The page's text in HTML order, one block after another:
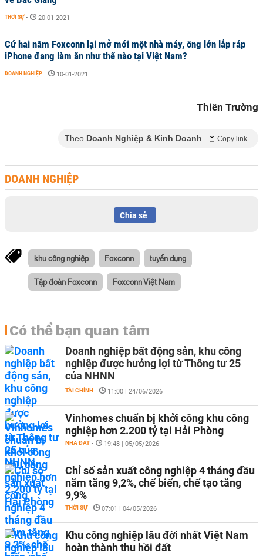
THỜI SỰ - 20-01-2021
Cứ hai năm Foxconn lại mở mới một nhà máy, ông lớn lắp ráp
iPhone đang làm ăn như thế nào tại Việt Nam?
DOANH NGHIỆP - 10-01-2021
Thiên Trường
Theo Doanh Nghiệp & Kinh Doanh Copy link
DOANH NGHIỆP
Chia sẻ
khu công nghiệp Foxconn tuyển dụng
Tập đoàn Foxconn Foxconn Việt Nam
Có thể bạn quan tâm
Doanh nghiệp bất động sản, khu công
nghiệp được hưởng lợi từ Thông tư 25
của NHNN
TÀI CHÍNH - 11:00 | 24/06/2026
Vinhomes chuẩn bị khởi công khu công
nghiệp hơn 2.200 tỷ tại Hải Phòng
NHÀ ĐẤT - 19:48 | 05/05/2026
Chỉ số sản xuất công nghiệp 4 tháng đầu
năm tăng 9,2%, chế biến, chế tạo tăng
9,9%
THỜI SỰ - 07:01 | 04/05/2026
Khu công nghiệp lâu đời nhất Việt Nam
hoàn thành thu hồi đất